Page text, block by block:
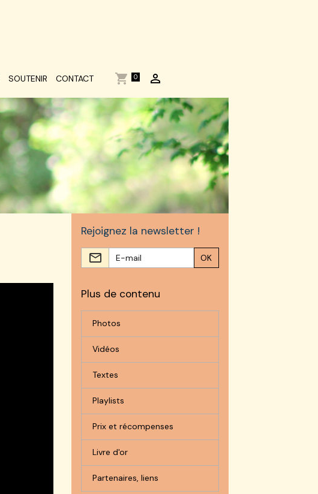
SOUTENIR CONTACT 0
Rejoignez la newsletter !
OK
Plus de contenu
Photos
Vidéos
Textes
Playlists
Prix et récompenses
Livre d'or
Partenaires, liens